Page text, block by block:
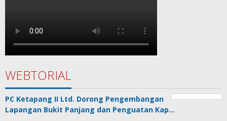
WEBTORIAL
PC Ketapang II Ltd. Dorong Pengembangan
Lapangan Bukit Panjang dan Penguatan Kap…